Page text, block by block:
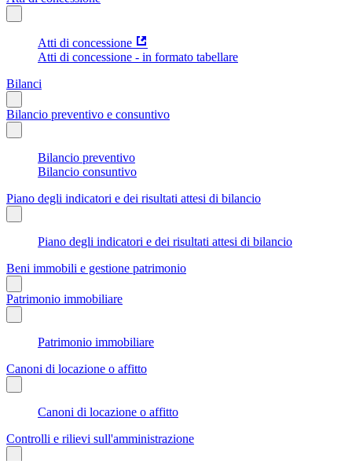
Atti di concessione
Atti di concessione - in formato tabellare
Bilanci
Bilancio preventivo e consuntivo
Bilancio preventivo
Bilancio consuntivo
Piano degli indicatori e dei risultati attesi di bilancio
Piano degli indicatori e dei risultati attesi di bilancio
Beni immobili e gestione patrimonio
Patrimonio immobiliare
Patrimonio immobiliare
Canoni di locazione o affitto
Canoni di locazione o affitto
Controlli e rilievi sull'amministrazione